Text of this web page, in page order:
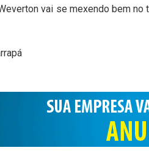
vai se mexendo bem